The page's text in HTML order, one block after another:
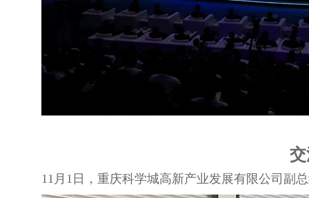
11月1日，重庆科学城高新产业发展有限公司副